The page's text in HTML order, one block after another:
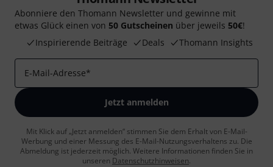
Abonniere den Thomann Newsletter und gewinne mit
etwas Glück einen von 50 Gutscheinen über jeweils 50€!
Inspirierende Beiträge
Deals Thomann Insights
E-Mail-Adresse*
Jetzt anmelden
Mit Klick auf „Jetzt anmelden“ stimmen Sie dem Erhalt von E-Mail-
Werbung und einer Messung des E-Mail-Nutzungsverhaltens zu. Die
Abmeldung ist jederzeit möglich. Weitere Informationen finden Sie in
unseren Datenschutzhinweisen.